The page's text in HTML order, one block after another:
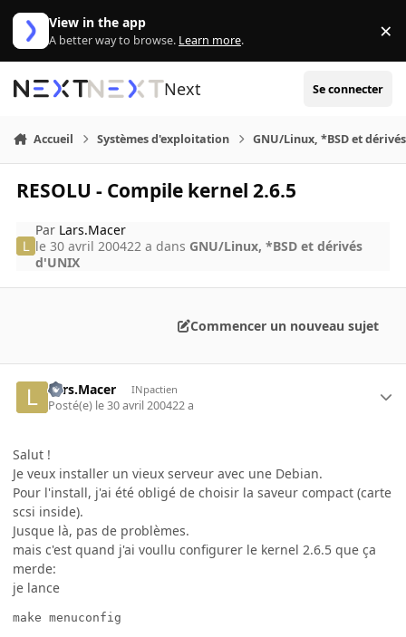
Aller au contenu
View in the app
A better way to browse. Learn more. ×
Next Se connecter
Accueil Systèmes d'exploitation GNU/Linux, *BSD et
RESOLU - Compile kernel 2.6.5
Par Lars.Macer
le 30 avril 200422 a dans GNU/Linux, *BSD et dérivés
d'UNIX
Commencer un nouveau sujet
Lars.Macer INpactien
Posté(e) le 30 avril 200422 a
Salut !
Je veux installer un vieux serveur avec une Debian.
Pour l'install, j'ai été obligé de choisir la saveur compact (carte
scsi inside).
Jusque là, pas de problèmes.
mais c'est quand j'ai voullu configurer le kernel 2.6.5 que ça
merde:
je lance
make menuconfig